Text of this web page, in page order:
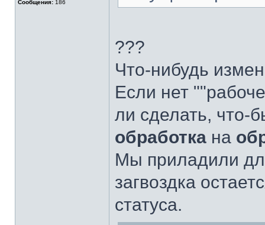
Сообщения: 186
???
Что-нибудь
Если нет
ли сделать, что-
обработка на
Мы приладили
загвоздка
статуса.